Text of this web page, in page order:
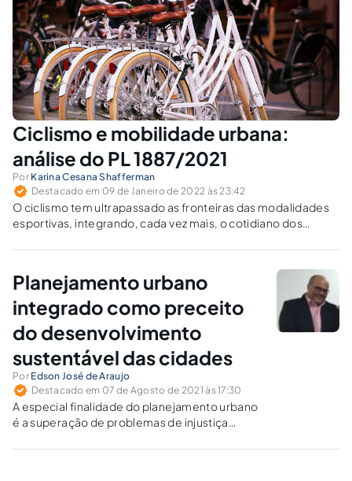
Ciclismo e mobilidade urbana:
análise do PL 1887/2021
Por Karina Cesana Shafferman
Destacado em 09 de Janeiro de 2022 às 23:42
O ciclismo tem ultrapassado as fronteiras das modalidades
esportivas, integrando, cada vez mais, o cotidiano dos
contexto, na tentativa de normatizar as novas tendências da
Planejamento urbano
integrado como preceito
do desenvolvimento
sustentável das cidades
Por Edson José de Araujo
Destacado em 07 de Agosto de 2021 às 17:30
A especial finalidade do planejamento urbano
é a superação de problemas de injustiça
e consequente positiva mudança social.